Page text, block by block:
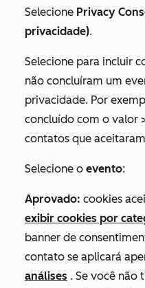
Selecione Privacy
privacidade).
Selecione para incluir
não concluíram um
privacidade. Por
concluído com o valor
contatos que
Selecione o evento:
Aprovado: cookies
exibir cookies por
banner de
contato se aplicará
análises . Se você não